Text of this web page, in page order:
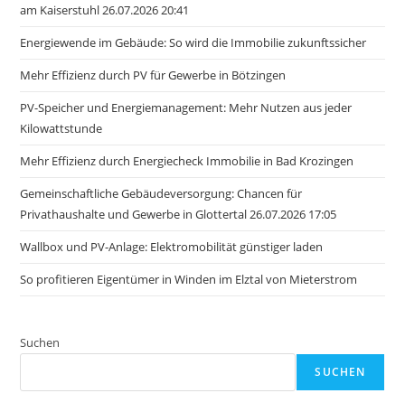
am Kaiserstuhl 26.07.2026 20:41
Energiewende im Gebäude: So wird die Immobilie zukunftssicher
Mehr Effizienz durch PV für Gewerbe in Bötzingen
PV-Speicher und Energiemanagement: Mehr Nutzen aus jeder
Kilowattstunde
Mehr Effizienz durch Energiecheck Immobilie in Bad Krozingen
Gemeinschaftliche Gebäudeversorgung: Chancen für
Privathaushalte und Gewerbe in Glottertal 26.07.2026 17:05
Wallbox und PV-Anlage: Elektromobilität günstiger laden
So profitieren Eigentümer in Winden im Elztal von Mieterstrom
Suchen
SUCHEN